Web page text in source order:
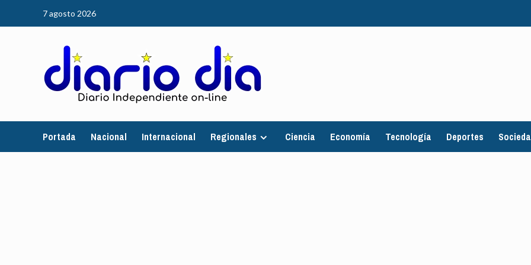
7 agosto 2026
Portada Nacional Internacional Regionales Ciencia Economía Tecnología Deportes